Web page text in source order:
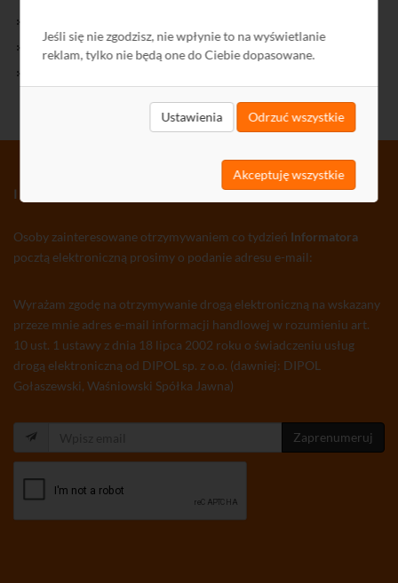
Jeśli się nie zgodzisz, nie wpłynie to na wyświetlanie
reklam, tylko nie będą one do Ciebie dopasowane.
Ustawienia Odrzuć wszystkie
Akceptuję wszystkie
Polityka Prywatności
INFORMATOR TV-SAT CCTV WLAN
Osoby zainteresowane otrzymywaniem co tydzień Informatora
pocztą elektroniczną prosimy o podanie adresu e-mail:
Wyrażam zgodę na otrzymywanie drogą elektroniczną na wskazany
przeze mnie adres e-mail informacji handlowej w rozumieniu art.
10 ust. 1 ustawy z dnia 18 lipca 2002 roku o świadczeniu usług
drogą elektroniczną od DIPOL sp. z o.o. (dawniej: DIPOL
Gołaszewski, Waśniowski Spółka Jawna)
Zaprenumeruj